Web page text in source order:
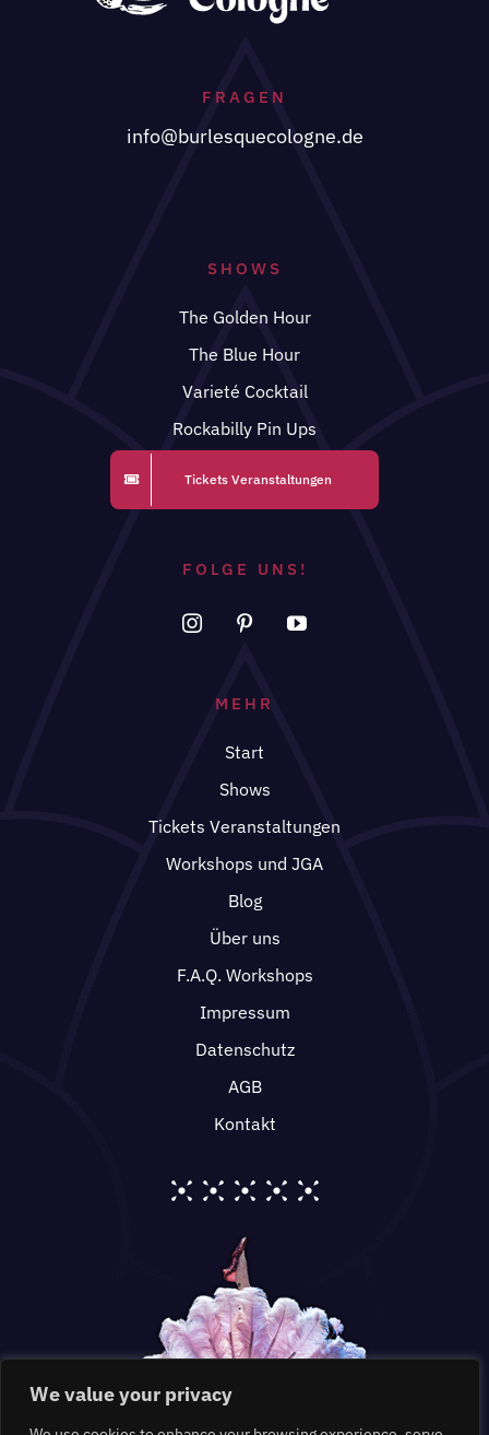
We value your privacy
FRAGEN
info@burlesquecologne.de
FOLGE UNS!
SHOWS
The Golden Hour
The Blue Hour
Varieté Cocktail
Rockabilly Pin Ups
Tickets Veranstaltungen
MEHR
Start
Shows
Tickets Veranstaltungen
Workshops und JGA
Blog
Über uns
F.A.Q. Workshops
Impressum
Datenschutz
AGB
Kontakt